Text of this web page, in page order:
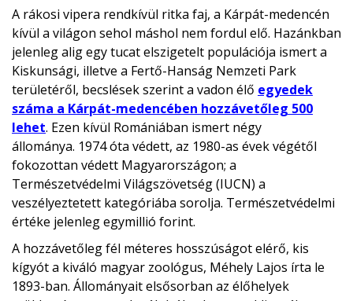
A rákosi vipera rendkívül ritka faj, a Kárpát-medencén
kívül a világon sehol máshol nem fordul elő. Hazánkban
jelenleg alig egy tucat elszigetelt populációja ismert a
Kiskunsági, illetve a Fertő-Hanság Nemzeti Park
területéről, becslések szerint a vadon élő egyedek
száma a Kárpát-medencében hozzávetőleg 500
lehet. Ezen kívül Romániában ismert négy
állománya. 1974 óta védett, az 1980-as évek végétől
fokozottan védett Magyarországon; a
Természetvédelmi Világszövetség (IUCN) a
veszélyeztetett kategóriába sorolja. Természetvédelmi
értéke jelenleg egymillió forint.
A hozzávetőleg fél méteres hosszúságot elérő, kis
kígyót a kiváló magyar zoológus, Méhely Lajos írta le
1893-ban. Állományait elsősorban az élőhelyek